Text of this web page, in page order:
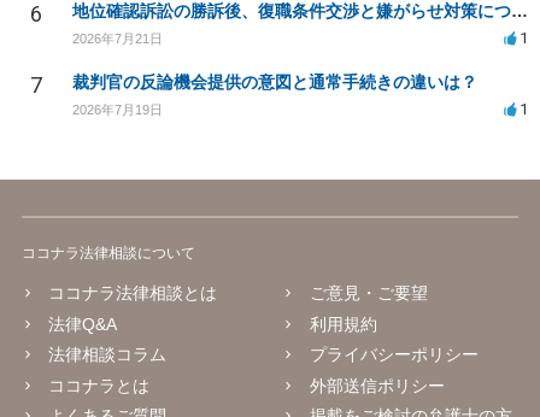
6 地位確認訴訟の勝訴後、復職条件交渉と嫌がらせ対策について
2026年7月21日 1
7 裁判官の反論機会提供の意図と通常手続きの違いは？
2026年7月19日 1
ココナラ法律相談について
ココナラ法律相談とは
法律Q&A
法律相談コラム
ココナラとは
ご意見・ご要望
利用規約
プライバシーポリシー
外部送信ポリシー